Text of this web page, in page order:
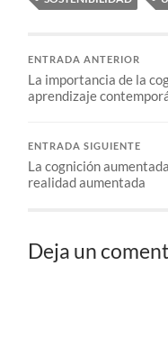
ENTRADA ANTERIOR
La importancia de la
aprendizaje
ENTRADA SIGUIENTE
La cognición
realidad aumentada
Deja un